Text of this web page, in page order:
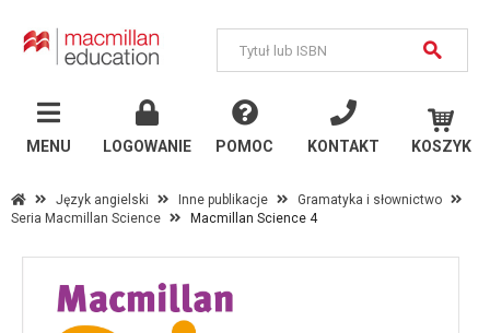
MENU LOGOWANIE POMOC KONTAKT KOSZYK
Język angielski Inne publikacje
Gramatyka i słownictwo
Seria Macmillan Science
Macmillan Science 4
MENU
Język
angielski
Szkoły językowe i
Inne publikacje
Język